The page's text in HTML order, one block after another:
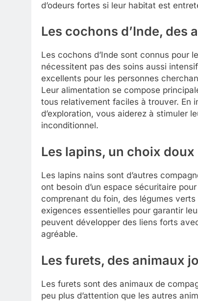
d’odeurs fortes si leur habitat est
Les cochons d’Inde, des
Les cochons d’Inde sont connus pour
nécessitent pas des soins aussi
excellents pour les personnes
Leur alimentation se compose
tous relativement faciles à trouver. En
d’exploration, vous aiderez à stimuler
inconditionnel.
Les lapins, un choix doux
Les lapins nains sont d’autres
ont besoin d’un espace sécuritaire
comprenant du foin, des légumes
exigences essentielles pour garantir
peuvent développer des liens forts
agréable.
Les furets, des animaux
Les furets sont des animaux de
peu plus d’attention que les autres